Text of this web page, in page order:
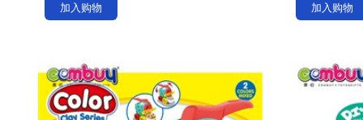
加入购物
加入购物